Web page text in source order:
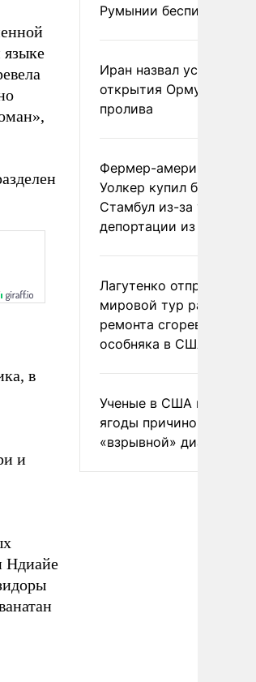
в
и
Ндиайе
Румынии беспилотник
Иран назвал условие
открытия Ормузского
пролива
Фермер-американец
Уолкер купил билет в
Стамбул из-за угрозы
депортации из России
Лагутенко отправился в
мировой тур ради
ремонта сгоревшего
особняка в США
Ученые в США назвали
ягоды причиной
«взрывной» диареи